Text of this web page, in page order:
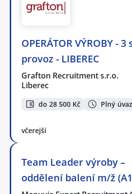
OPERÁTOR VÝROBY -
provoz - LIBEREC
Grafton Recruitment s.r.o.
Liberec
do 28 500 Kč Plný
včerejší
Team Leader výroby –
oddělení balení m/ž